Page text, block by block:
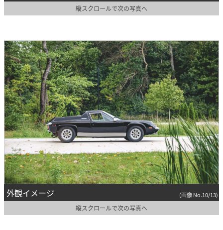
縦スクロールで次の写真へ
外観イメージ (画像 No.10/13)
縦スクロールで次の写真へ